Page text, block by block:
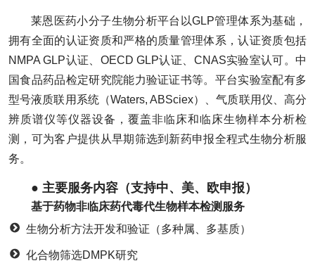
莱恩医药小分子生物分析平台以GLP管理体系为基础，
拥有全面的认证资质和严格的质量管理体系，认证资质包括
NMPA GLP认证、OECD GLP认证、CNAS实验室认可。中
国食品药品检定研究院能力验证证书等。平台实验室配有多
型号液质联用系统（Waters, ABSciex）、气质联用仪、高分
辨质谱仪等仪器设备，覆盖非临床和临床生物样本分析检
测，可为客户提供从早期筛选到新药申报全程式生物分析服
务。
● 主要服务内容（支持中、美、欧申报）
基于药物非临床药代毒代生物样本检测服务
生物分析方法开发和验证（多种属、多基质）
化合物筛选DMPK研究